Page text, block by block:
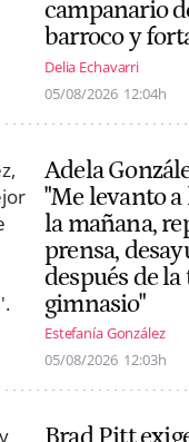
campanario
barroco y
Delia Echavarri
05/08/2026 12:04h
Adela
"Me levanto a
la mañana,
prensa,
después de la
gimnasio"
Estefanía González
05/08/2026 12:03h